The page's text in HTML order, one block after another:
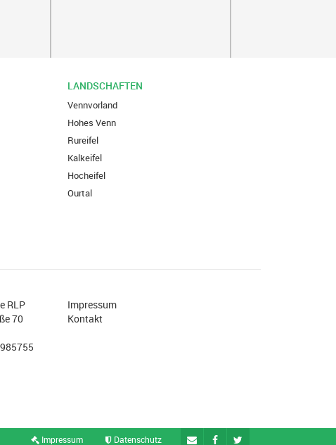
LANDSCHAFTEN
Vennvorland
Hohes Venn
Rureifel
Kalkeifel
Hocheifel
Ourtal
RLP
70
Impressum
Kontakt
Datenschutz
Impressum